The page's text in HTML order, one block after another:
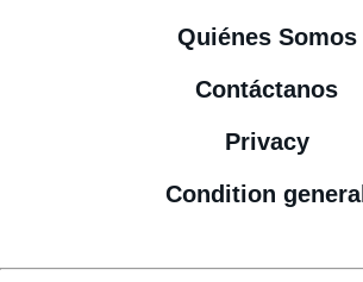
Quiénes Somos
Contáctanos
Privacy
Condition general